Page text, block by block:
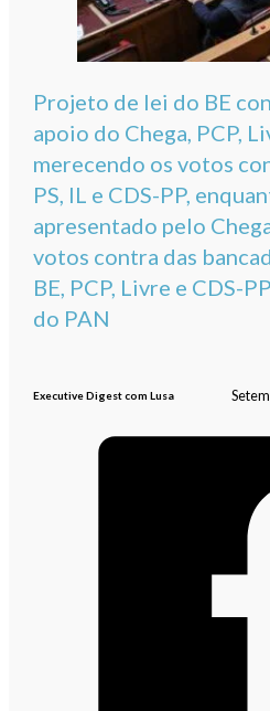
Projeto de lei do BE
apoio do Chega, PCP,
merecendo os votos
PS, IL e CDS-PP,
apresentado pelo
votos contra das
BE, PCP, Livre e CDS-
do PAN
Executive Digest com Lusa